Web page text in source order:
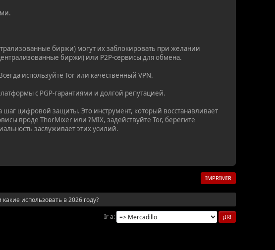
биржи) могут их заблокировать при желании
биржи) или P2P-сервисы для обмена.
используйте Tor или качественный VPN.
с PGP-гарантиями и долгой репутацией.
цифровой защиты. Это инструмент, который восстанавливает
вроде ThorMixer или ?MIX, задействуйте Tor, берегите
заслуживает этих усилий.
IMPRIMIR
использовать в 2026 году?
Ir a